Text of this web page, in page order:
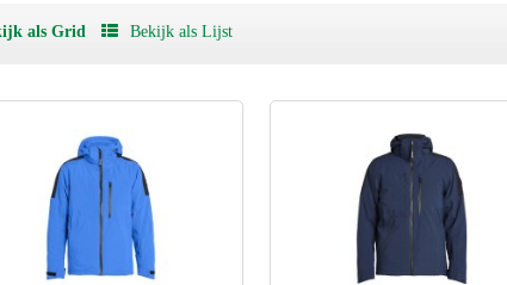
als Grid Bekijk als Lijst